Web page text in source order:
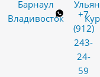
Барнаул
Владивосток
+7
(912)
243-
24-
59